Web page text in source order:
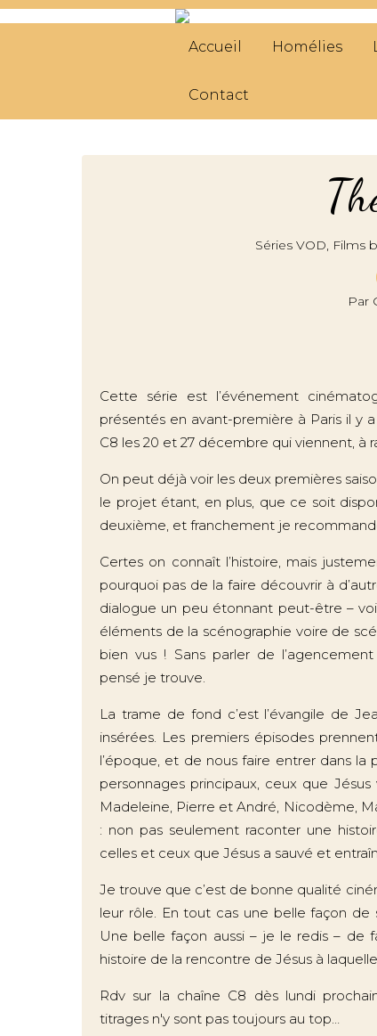
Accueil Homélies
Contact
Séries VOD, Films
Par
Cette série est l’événement
présentés en avant-première à Paris il y
C8 les 20 et 27 décembre qui viennent, à
On peut déjà voir les deux premières
le projet étant, en plus, que ce soit
deuxième, et franchement je
Certes on connaît l’histoire, mais
pourquoi pas de la faire découvrir à
dialogue un peu étonnant peut-être –
éléments de la scénographie voire de
bien vus ! Sans parler de
pensé je trouve.
La trame de fond c’est l’évangile de
insérées. Les premiers épisodes
l’époque, et de nous faire entrer dans
personnages principaux, ceux que
Madeleine, Pierre et André, Nicodème,
: non pas seulement raconter une
celles et ceux que Jésus a sauvé et
Je trouve que c’est de bonne qualité
leur rôle. En tout cas une belle façon de
Une belle façon aussi – je le redis – de
histoire de la rencontre de Jésus à
Rdv sur la chaîne C8 dès lundi
titrages n'y sont pas toujours au top…